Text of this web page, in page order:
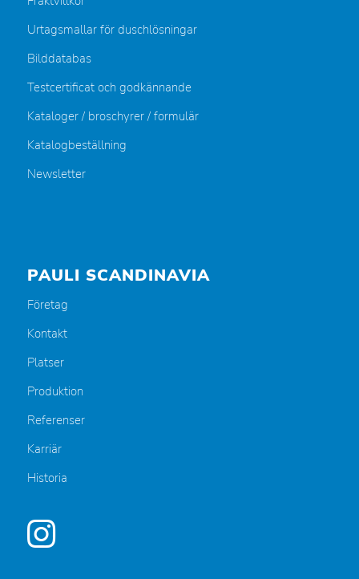
Urtagsmallar för duschlösningar
Bilddatabas
Testcertificat och godkännande
Kataloger / broschyrer / formulär
Katalogbeställning
Newsletter
PAULI SCANDINAVIA
Företag
Kontakt
Platser
Produktion
Referenser
Karriär
Historia